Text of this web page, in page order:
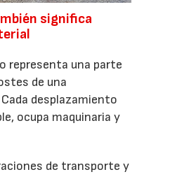
significa
representa una parte
de una
desplazamiento
ocupa maquinaria y
de transporte y